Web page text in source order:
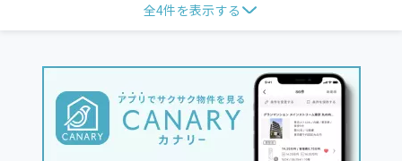
全4件を表示する